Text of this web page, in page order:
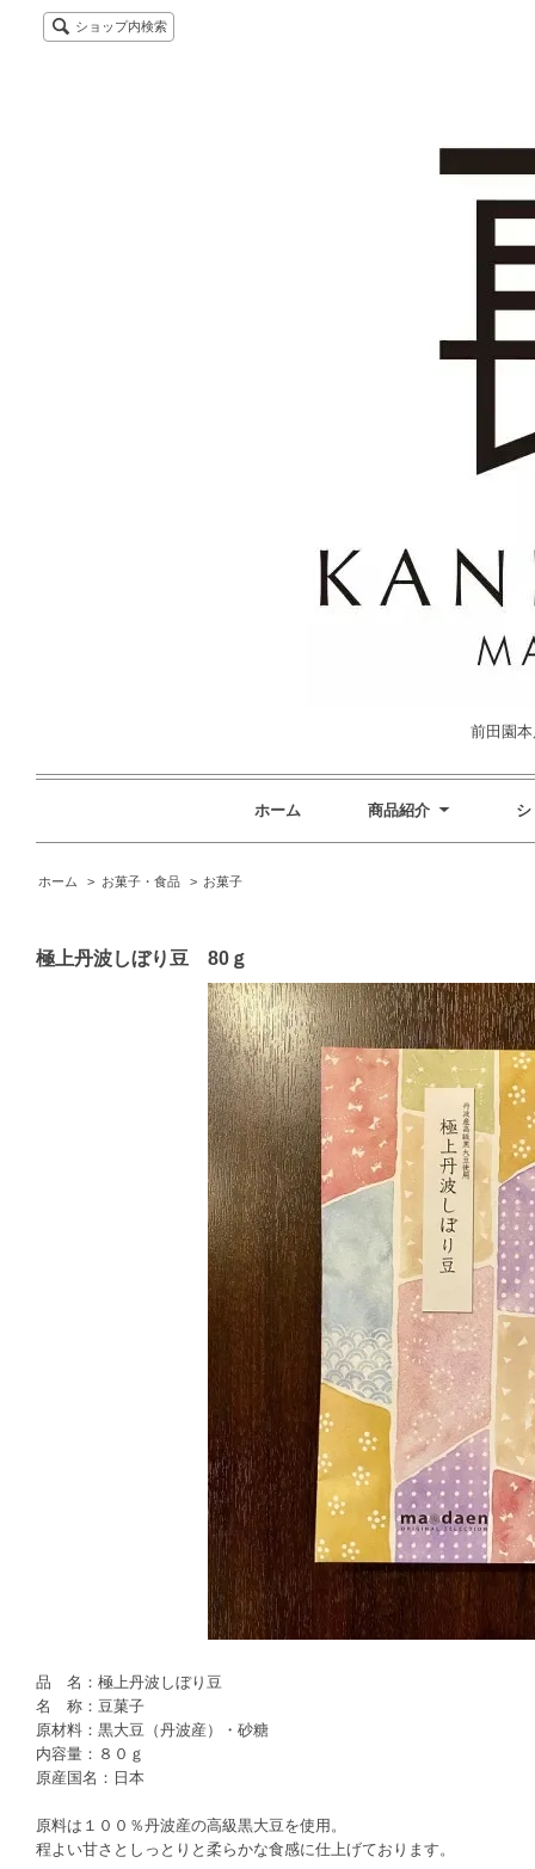
ショップ内検索
前田園
ホーム 商品紹介
ホーム > お菓子・食品 > お菓子
極上丹波しぼり豆 80ｇ
品 名：極上丹波しぼり豆
名 称：豆菓子
原材料：黒大豆（丹波産）・砂糖
内容量：８０ｇ
原産国名：日本
原料は１００％丹波産の高級黒大豆を使用。
程よい甘さとしっとりと柔らかな食感に仕上げております。